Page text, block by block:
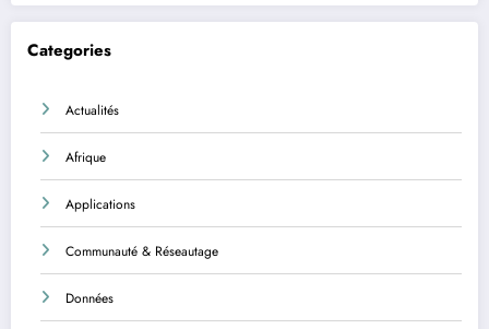
Categories
Actualités
Afrique
Applications
Communauté & Réseautage
Données